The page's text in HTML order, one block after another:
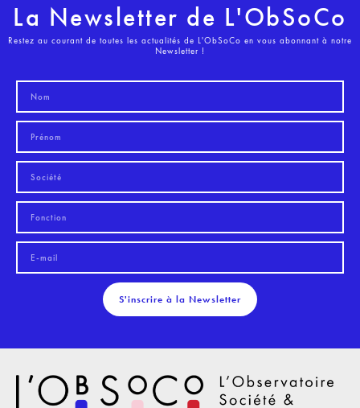
La Newsletter de L'ObSoCo
Restez au courant de toutes les actualités de L'ObSoCo en vous abonnant à notre
Newsletter !
S'inscrire à la Newsletter